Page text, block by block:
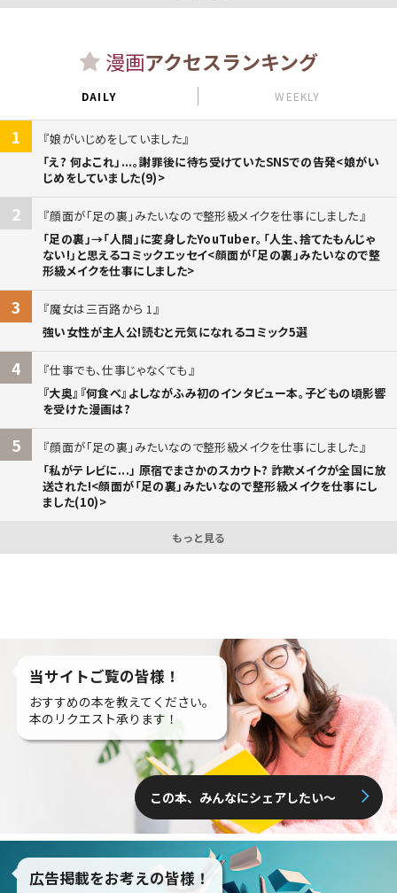
漫画アクセスランキング
DAILY WEEKLY
1
娘がいじめをしていました
「え? 何よこれ」...。謝罪後に待ち受けていたSNSでの告発<娘がい
じめをしていました(9)>
2
顔面が「足の裏」みたいなので整形級メイクを仕事にしました
「足の裏」→「人間」に変身したYouTuber。「人生、捨てたもんじゃ
ない!」と思えるコミックエッセイ<顔面が「足の裏」みたいなので整
形級メイクを仕事にしました>
3
魔女は三百路から 1
強い女性が主人公!読むと元気になれるコミック5選
4
仕事でも、仕事じゃなくても
『大奥』『何食べ』よしながふみ初のインタビュー本。子どもの頃影響
を受けた漫画は?
5
顔面が「足の裏」みたいなので整形級メイクを仕事にしました
「私がテレビに...」 原宿でまさかのスカウト? 詐欺メイクが全国に放
送された!<顔面が「足の裏」みたいなので整形級メイクを仕事にし
ました(10)>
もっと見る
当サイトご覧の皆様！
おすすめの本を教えてください。
本のリクエスト承ります！
この本、みんなにシェアしたい〜
広告掲載をお考えの皆様！